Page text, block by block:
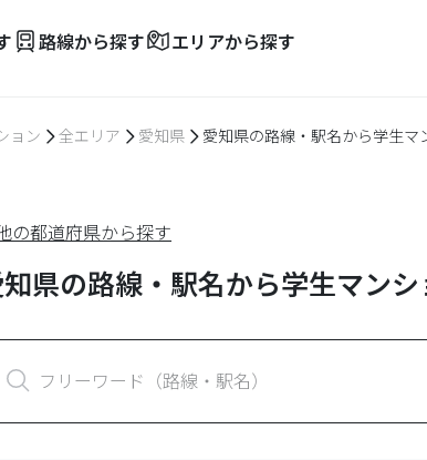
路線から探す エリアから探す
ョン 全エリア 愛知県 愛知県の路線・駅名から学生
の都道府県から探す
県の路線・駅名から学生マン
フリーワード（路線・駅名）